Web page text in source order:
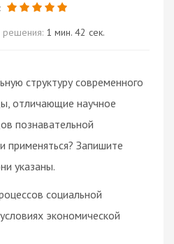
1 мин. 42 сек.
структуру современного
отличающие научное
познавательной
применяться? Запишите
указаны.
социальной
экономической